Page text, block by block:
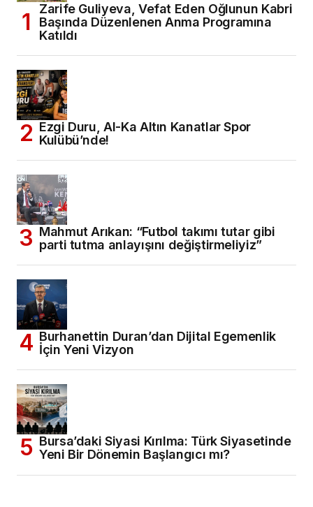
Zarife Guliyeva, Vefat Eden Oğlunun Kabri
Başında Düzenlenen Anma Programına
Katıldı
Ezgi Duru, Al-Ka Altın Kanatlar Spor
Kulübü’nde!
Mahmut Arıkan: “Futbol takımı tutar gibi
parti tutma anlayışını değiştirmeliyiz”
Burhanettin Duran’dan Dijital Egemenlik
İçin Yeni Vizyon
Bursa’daki Siyasi Kırılma: Türk Siyasetinde
Yeni Bir Dönemin Başlangıcı mı?